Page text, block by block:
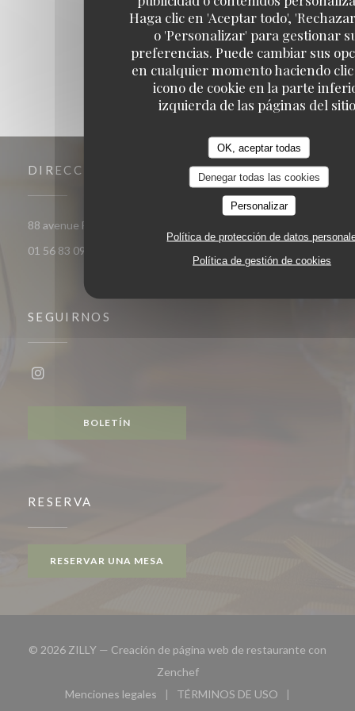
Haga clic en 'Aceptar todo',
o 'Personalizar' para gestionar
preferencias. Puede cambiar sus
en cualquier momento haciendo
icono de cookie en la parte
izquierda de las páginas del
OK, aceptar todas
Denegar todas las cookies
Personalizar
Política de protección de datos
Política de gestión de cookies
1 2 3
DIRECCIÓN
88 avenue Francois Arago 92000 Nanterre
01 56 83 09 29
SEGUIRNOS
BOLETÍN
RESERVA
RESERVAR UNA MESA
© 2026 ZILLY — Creación de página web de restaurante con
Zenchef((abre en una nueva ventana))
Menciones legales
((abre en una nueva ventana))
TÉRMINOS DE USO
((abre en una nueva